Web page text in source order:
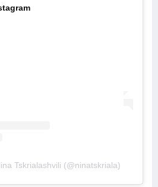
Tskrialashvili (@ninatskriala)